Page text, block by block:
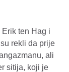
ten Hag i
rekli da prije
ali
sitija, koji je